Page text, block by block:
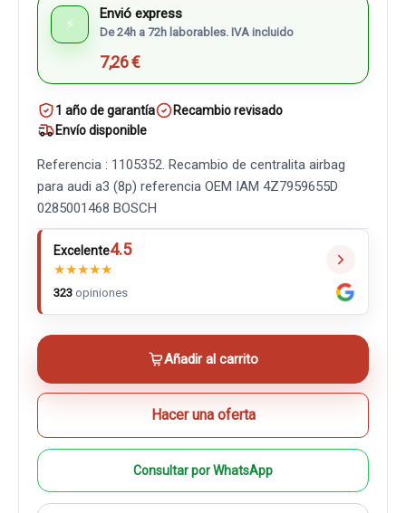
⚡
Envió express
De 24h a 72h laborables. IVA incluido
7,26 €
1 año de garantía
Recambio revisado
Envío disponible
Referencia : 1105352. Recambio de centralita airbag
para audi a3 (8p) referencia OEM IAM 4Z7959655D
0285001468 BOSCH
Excelente4.5
★★★★★
323 opiniones
Añadir al carrito
Hacer una oferta
Consultar por WhatsApp